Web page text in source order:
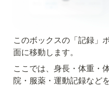
このボックスの「記録」
面に移動します。
ここでは、身長・体重・
院・服薬・運動記録など